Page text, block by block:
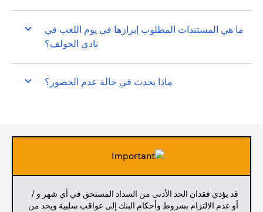
ما هي المستندات المطلوب إبرازها في يوم اللعب في
نادي الجولف؟
ماذا يحدث في حالة عدم الحضور؟
قد يؤدي فقدان الحد الأدنى من السداد المستحق في أي شهر و /
أو عدم الالتزام بشروط وأحكام البنك إلى عواقب سلبية ويحد من